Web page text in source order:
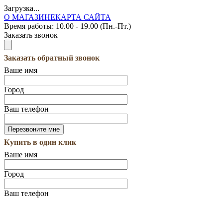
Загрузка...
О МАГАЗИНЕКАРТА САЙТА
Время работы: 10.00 - 19.00 (Пн.-Пт.)
Заказать звонок
Заказать обратный звонок
Ваше имя
Город
Ваш телефон
Купить в один клик
Ваше имя
Город
Ваш телефон